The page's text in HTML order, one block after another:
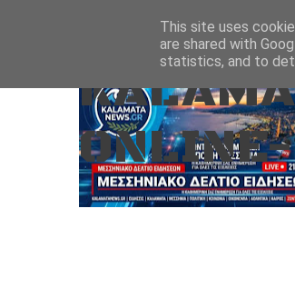
Aug 7, 2026
This site uses
are shared with
statistics, and to